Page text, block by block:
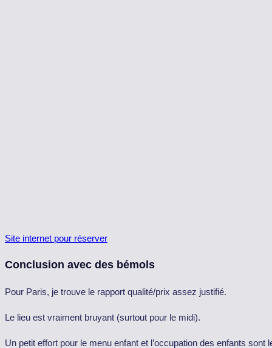
Site internet pour réserver
Conclusion avec des bémols
Pour Paris, je trouve le rapport qualité/prix assez justifié.
Le lieu est vraiment bruyant (surtout pour le midi).
Un petit effort pour le menu enfant et l’occupation des enfants